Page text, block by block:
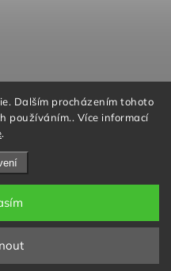
Dalším procházením tohoto
používáním.. Více informací
.
Reklamační řád
údajů
práva vyhrazena.
cookies
na
a